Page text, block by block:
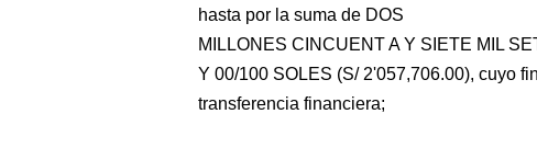
hasta por la suma de DOS
MILLONES CINCUENT A Y SIETE MIL
Y 00/100 SOLES (S/ 2'057,706.00), cuyo
transferencia financiera;